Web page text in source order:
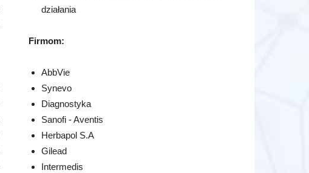
działania
Firmom:
AbbVie
Synevo
Diagnostyka
Sanofi - Aventis
Herbapol S.A
Gilead
Intermedis